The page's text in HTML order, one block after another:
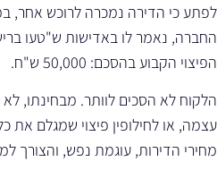
לפתע כי הדירה נמכרה לרוכש אחר,
החברה, נאמר לו באדישות ש"טעו
הפיצוי הקבוע בהסכם: 50,000 ש"ח.
הלקוח לא הסכים לוותר. מבחינתו,
עצמה, או לחילופין פיצוי שמגלם את
מחירי הדירות, עוגמת נפש, והצורך